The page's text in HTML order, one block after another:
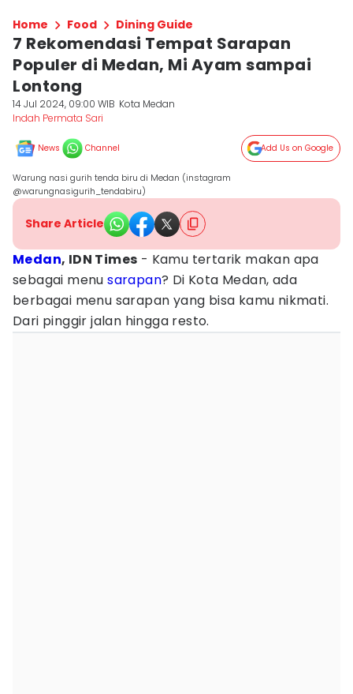
Home Food Dining Guide
7 Rekomendasi Tempat Sarapan
Populer di Medan, Mi Ayam sampai
Lontong
14 Jul 2024, 09:00 WIB Kota Medan
Indah Permata Sari
News Channel Add Us on Google
Warung nasi gurih tenda biru di Medan (instagram
@warungnasigurih_tendabiru)
Share Article
Medan, IDN Times - Kamu tertarik makan apa
sebagai menusarapan? Di Kota Medan, ada
berbagai menu sarapan yang bisa kamu nikmati.
Dari pinggir jalan hingga resto.